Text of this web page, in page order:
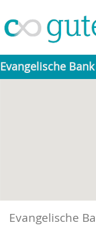
Evangelische
Evangelische